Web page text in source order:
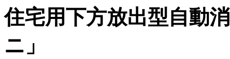
住宅用下方放出型自動
ニ」